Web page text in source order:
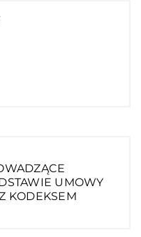
UMOWY
KODEKSEM